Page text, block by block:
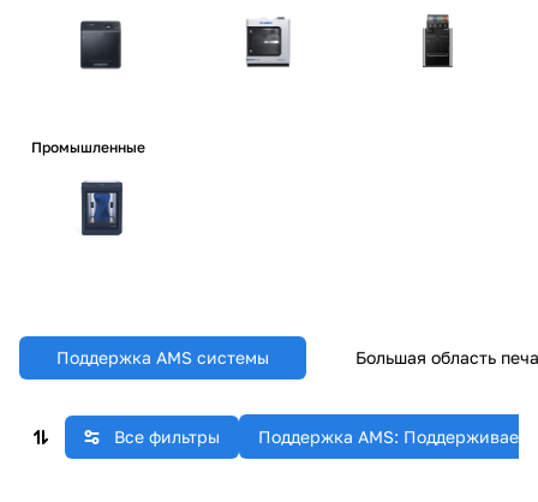
Промышленные
Поддержка AMS системы Большая область
Все фильтры Поддержка AMS: Поддерживает,